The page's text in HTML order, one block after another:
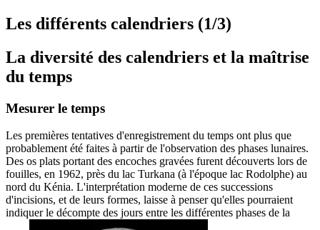
Les différents calendriers (1/3)
La diversité des calendriers et la maîtrise
du temps
Mesurer le temps
Les premières tentatives d'enregistrement du temps ont plus que
probablement été faites à partir de l'observation des phases lunaires.
Des os plats portant des encoches gravées furent découverts lors de
fouilles, en 1962, près du lac Turkana (à l'époque lac Rodolphe) au
nord du Kénia. L'interprétation moderne de ces successions
d'incisions, et de leurs formes, laisse à penser qu'elles pourraient
indiquer le décompte des jours entre les différentes phases de la